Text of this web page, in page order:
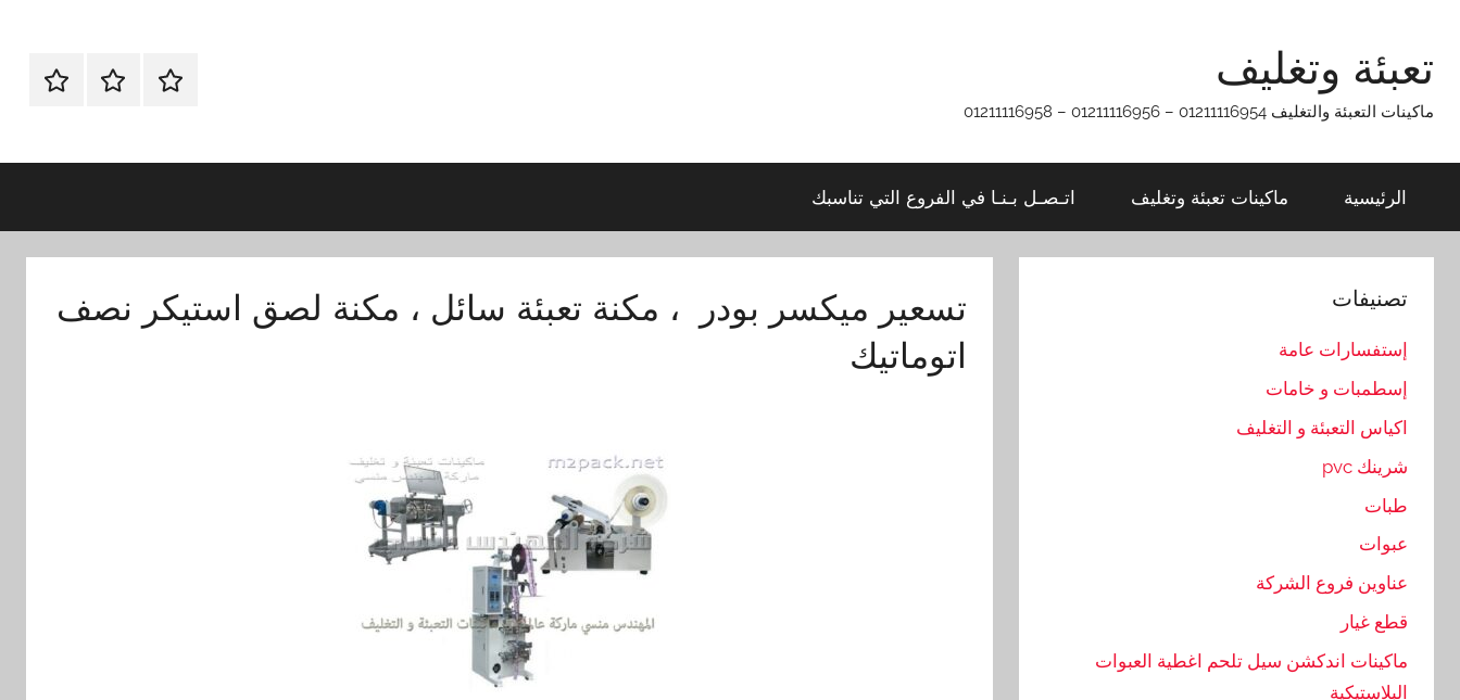
content
تعبئة وتغليف
ماكينات التعبئة والتغليف 01211116954 – 01211116956 – 01211116958
الرئيسيةماكينات اتـصـل
تناسبك
الرئيسية ماكينات تعبئة وتغليف اتـصـل بـنـا في الفروع التي تناسبك
تسعير ميكسر بودر ، مكنة تعبئة سائل ، مكنة لصق استيكر نصف
اتوماتيك
تصنيفات
إستفسارات عامة
إسطمبات و خامات
اكياس التعبئة و التغليف
شرينك pvc
طبات
عبوات
عناوين فروع الشركة
قطع غيار
ماكينات اندكشن سيل تلحم اغطية العبوات
البلاستيكية